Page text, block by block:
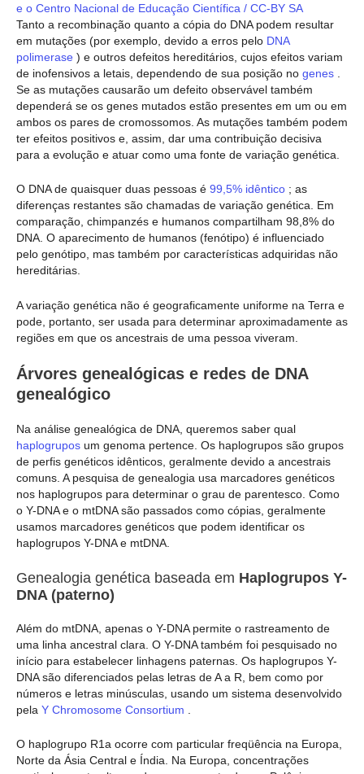
e o Centro Nacional de Educação Científica / CC-BY SA
Tanto a recombinação quanto a cópia do DNA podem resultar
em mutações (por exemplo, devido a erros pelo DNA
polimerase ) e outros defeitos hereditários, cujos efeitos variam
de inofensivos a letais, dependendo de sua posição no genes
Se as mutações causarão um defeito observável também
dependerá se os genes mutados estão presentes em um ou em
ambos os pares de cromossomos. As mutações também podem
ter efeitos positivos e, assim, dar uma contribuição decisiva
para a evolução e atuar como uma fonte de variação genética.
O DNA de quaisquer duas pessoas é 99,5% idêntico ; as
diferenças restantes são chamadas de variação genética. Em
comparação, chimpanzés e humanos compartilham 98,8% do
DNA. O aparecimento de humanos (fenótipo) é influenciado
pelo genótipo, mas também por características adquiridas não
hereditárias.
A variação genética não é geograficamente uniforme na Terra e
pode, portanto, ser usada para determinar aproximadamente as
regiões em que os ancestrais de uma pessoa viveram.
Árvores genealógicas e redes de DNA
genealógico
Na análise genealógica de DNA, queremos saber qual
haplogrupos um genoma pertence. Os haplogrupos são grupos
de perfis genéticos idênticos, geralmente devido a ancestrais
comuns. A pesquisa de genealogia usa marcadores genéticos
nos haplogrupos para determinar o grau de parentesco. Como
o Y-DNA e o mtDNA são passados como cópias, geralmente
usamos marcadores genéticos que podem identificar os
haplogrupos Y-DNA e mtDNA.
Genealogia genética baseada em Haplogrupos Y-
DNA (paterno)
Além do mtDNA, apenas o Y-DNA permite o rastreamento de
uma linha ancestral clara. O Y-DNA também foi pesquisado no
início para estabelecer linhagens paternas. Os haplogrupos Y-
DNA são diferenciados pelas letras de A a R, bem como por
números e letras minúsculas, usando um sistema desenvolvido
pela Y Chromosome Consortium
O haplogrupo R1a ocorre com particular freqüência na Europa,
Norte da Ásia Central e Índia. Na Europa, concentrações